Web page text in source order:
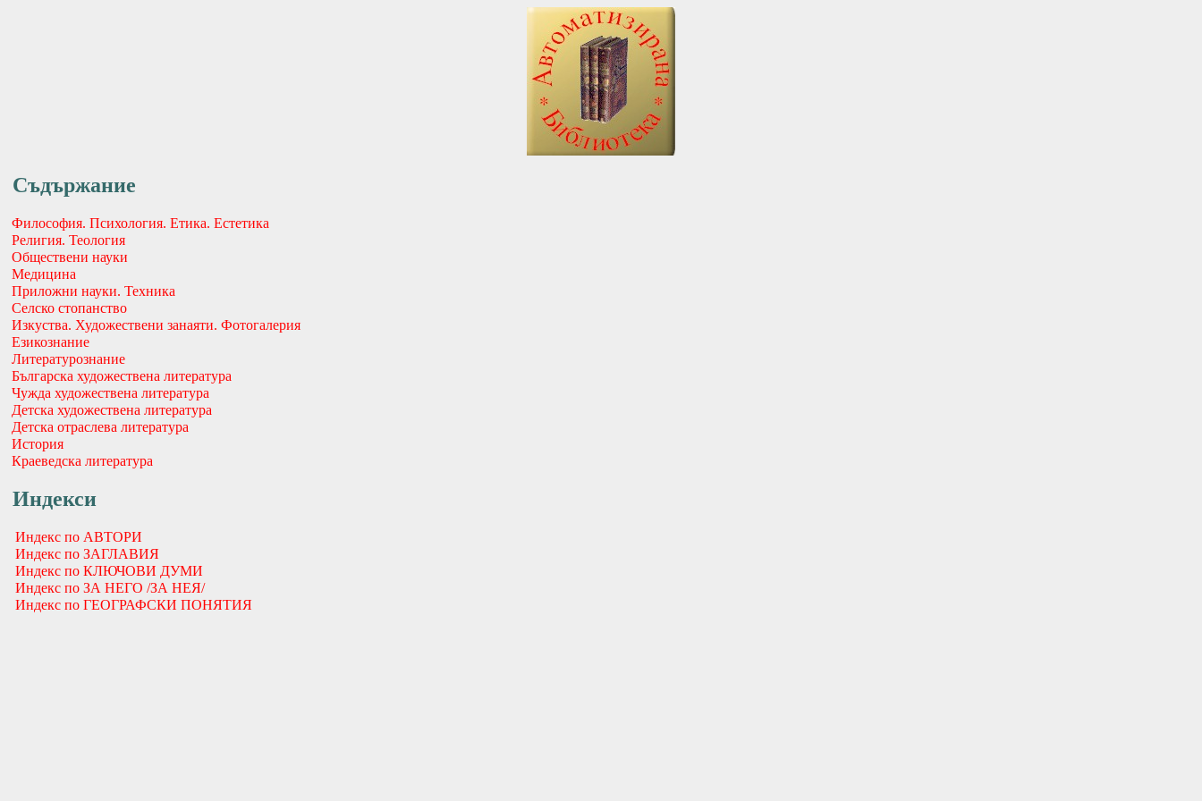
Съдържание
Философия. Психология. Етика. Естетика
Религия. Теология
Обществени науки
Медицина
Приложни науки. Техника
Селско стопанство
Изкуства. Художествени занаяти. Фотогалерия
Езикознание
Литературознание
Българска художествена литература
Чужда художествена литература
Детска художествена литература
Детска отраслева литература
История
Краеведска литература
Индекси
Индекс по АВТОРИ
Индекс по ЗАГЛАВИЯ
Индекс по КЛЮЧОВИ ДУМИ
Индекс по ЗА НЕГО /ЗА НЕЯ/
Индекс по ГЕОГРАФСКИ ПОНЯТИЯ